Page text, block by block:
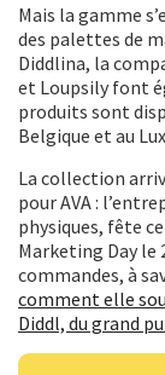
Mais la gamme
des palettes de
Diddlina, la
et Loupsily font
produits sont
Belgique et au
La collection
pour AVA :
physiques, fête
Marketing Day
commandes, à
comment elle
Diddl, du grand